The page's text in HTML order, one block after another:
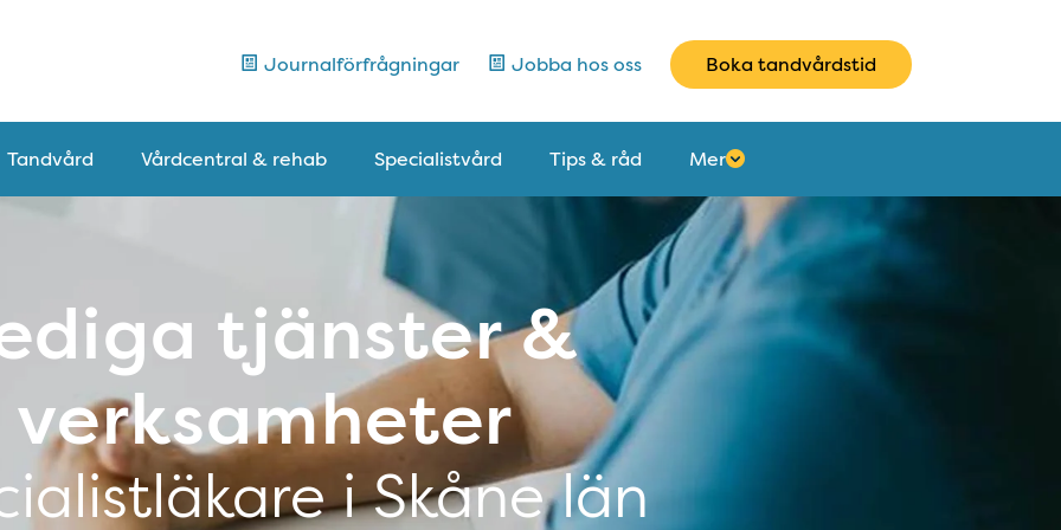
Journalförfrågningar Jobba hos oss Boka tandvårdstid
Tandvård Vårdcentral & rehab Specialistvård Tips & råd Mer
tjänster &
verksamheter
i Skåne län